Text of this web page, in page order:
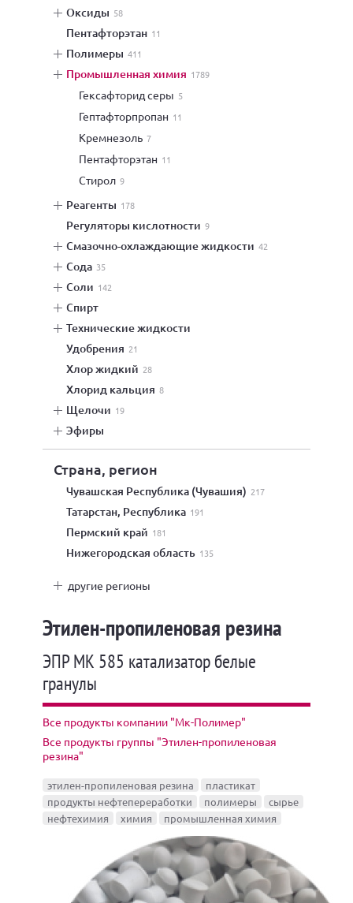
оксиды 58
пентафторэтан 11
полимеры 411
промышленная химия 1789
гексафторид серы 5
гептафторпропан 11
кремнезоль 7
пентафторэтан 11
стирол 9
реагенты 178
регуляторы кислотности 9
смазочно-охлаждающие жидкости 42
сода 35
соли 142
спирт
технические жидкости
удобрения 21
хлор жидкий 28
хлорид кальция 8
щелочи 19
эфиры
Страна, регион
Чувашская Республика (Чувашия) 217
Татарстан, Республика 191
Пермский край 181
Нижегородская область 135
другие регионы
Этилен-пропиленовая резина
ЭПР МК 585 катализатор белые
гранулы
Все продукты компании "Мк-Полимер"
Все продукты группы "Этилен-пропиленовая
резина"
этилен-пропиленовая резина
пластикат
продукты нефтепереработки
полимеры
сырье
нефтехимия
химия промышленная химия